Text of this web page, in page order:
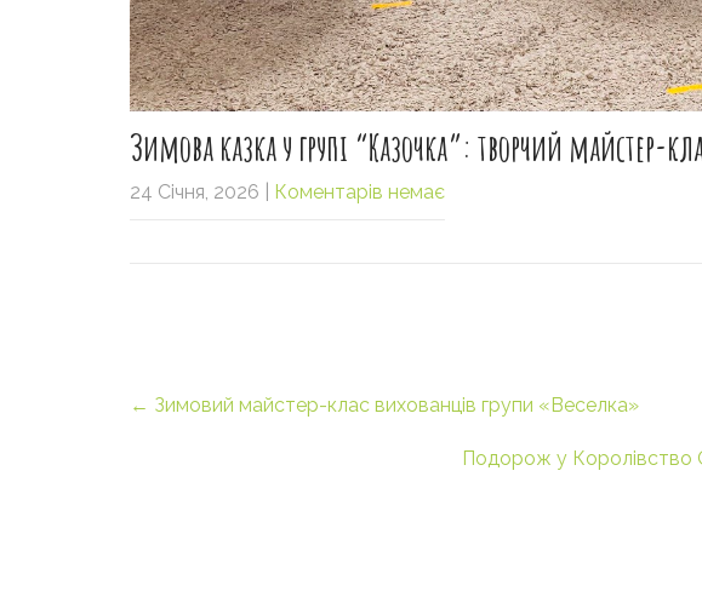
Зимова казка у групі “Казочка”: творчий майстер-
24 Січня, 2026 Коментарів немає
Post
navigation
← Зимовий майстер-клас вихованців групи «Веселка»
Подорож у Королівство